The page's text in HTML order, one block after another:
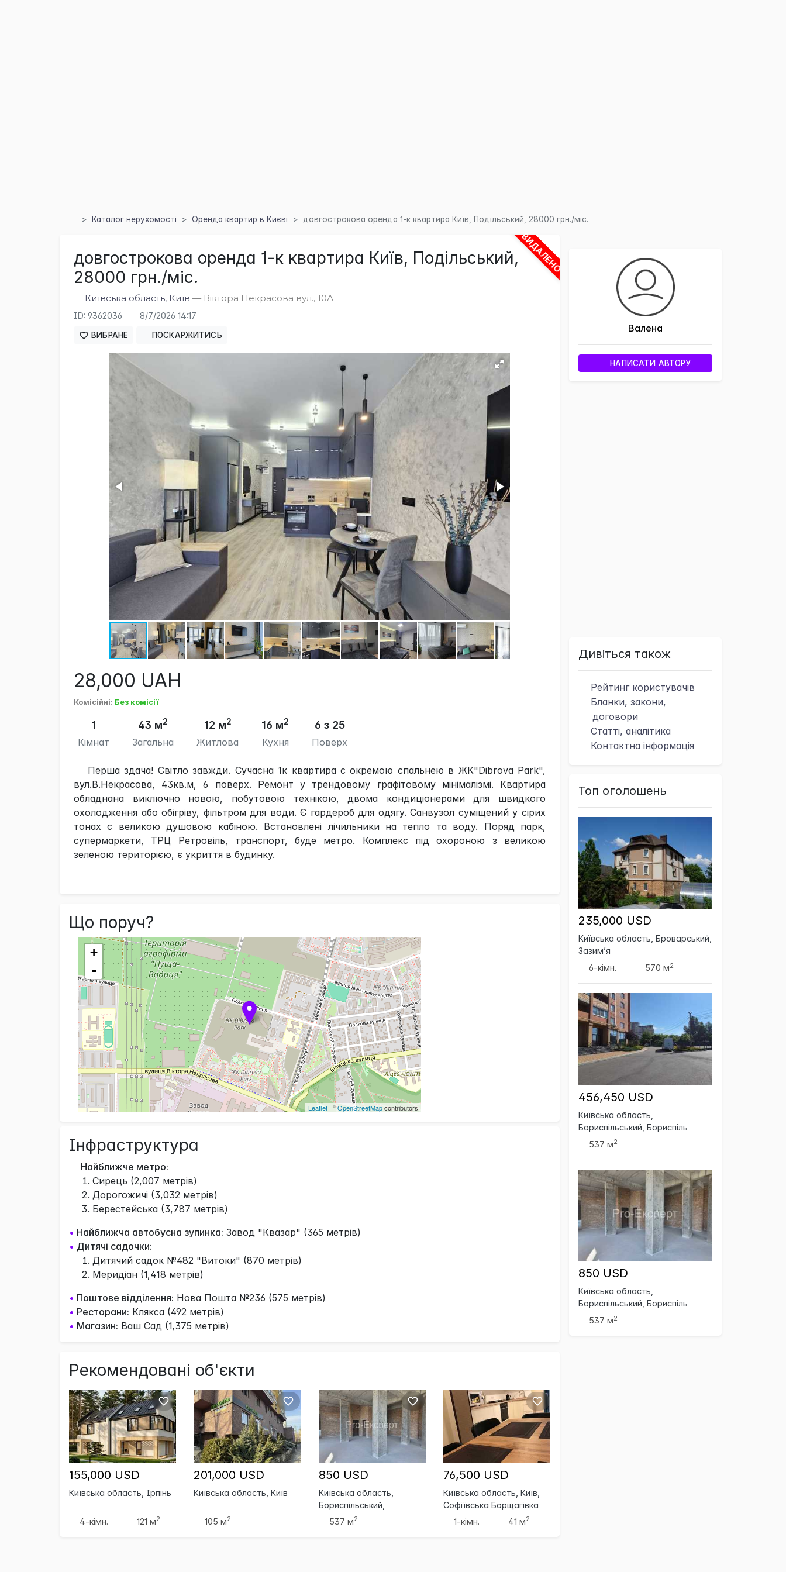
Каталог нерухомості Оренда квартир в Києві довгострокова оренда 1-к квартира Київ, Подільський, 28000 грн./міс.
ВИДАЛЕНО
довгострокова оренда 1-к квартира Київ, Подільський,
28000 грн./міс.
Київська область, Київ — Віктора Некрасова вул., 10А
ID: 9362036 8/7/2026 14:17
ВИБРАНЕ ПОСКАРЖИТИСЬ
28,000 UAH
Комісійні: Без комісії
1
Кімнат
43 м2
Загальна
12 м2
Житлова
16 м2
Кухня
6 з 25
Поверх
Перша здача! Світло завжди. Сучасна 1к квартира с окремою спальнею в ЖК"Dibrova Park",
вул.В.Некрасова, 43кв.м, 6 поверх. Ремонт у трендовому графітовому мінімалізмі. Квартира
обладнана виключно новою, побутовою технікою, двома кондиціонерами для швидкого
охолодження або обігріву, фільтром для води. Є гардероб для одягу. Санвузол суміщений у сірих
тонах с великою душовою кабіною. Встановлені лічильники на тепло та воду. Поряд парк,
супермаркети, ТРЦ Ретровіль, транспорт, буде метро. Комплекс під охороною з великою
зеленою територією, є укриття в будинку.
Що поруч?
+
-
Leaflet | ©OpenStreetMapcontributors
Інфраструктура
Найближче метро:
Сирець (2,007 метрів)
Дорогожичі (3,032 метрів)
Берестейська (3,787 метрів)
• Найближча автобусна зупинка: Завод "Квазар" (365 метрів)
• Дитячі садочки:
Дитячий садок №482 "Витоки" (870 метрів)
Меридіан (1,418 метрів)
• Поштове відділення: Нова Пошта №236 (575 метрів)
• Ресторани: Клякса (492 метрів)
• Магазин: Ваш Сад (1,375 метрів)
Рекомендовані об'єкти
155,000 USD
Київська область, Ірпінь
4-кімн. 121 м2
201,000 USD
Київська область, Київ
105 м2
850 USD
Київська область,
Бориспільський,
Бориспіль
537 м2
76,500 USD
Київська область, Київ,
Софіївська Борщагівка
1-кімн.
41 м2
Валена
НАПИСАТИ АВТОРУ
Дивіться також
Рейтинг користувачів
Бланки, закони,
договори
Статті, аналітика
Контактна інформація
Топ оголошень
235,000 USD
Київська область, Броварський,
Зазим’я
6-кімн.
570 м2
456,450 USD
Київська область,
Бориспільський, Бориспіль
537 м2
850 USD
Київська область,
Бориспільський, Бориспіль
537 м2